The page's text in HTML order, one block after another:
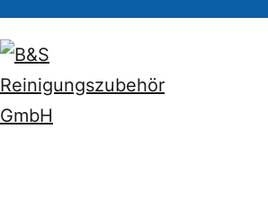
Inhalt
springen